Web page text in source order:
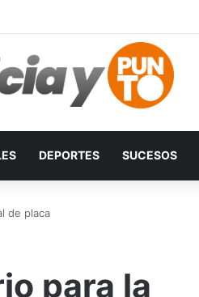
DEPORTES SUCESOS
de placa
para la